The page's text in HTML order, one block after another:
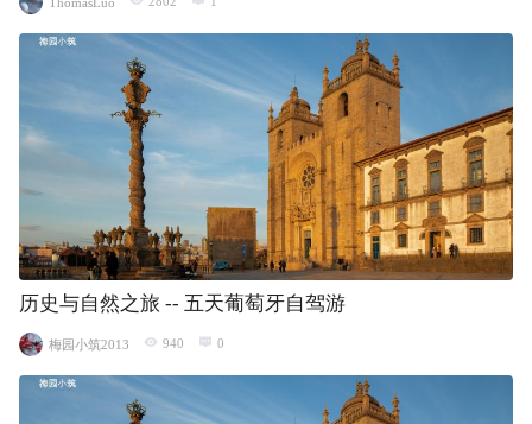
历史与自然之旅 -- 五天葡萄牙自驾游
梅园小筑2013 940 0